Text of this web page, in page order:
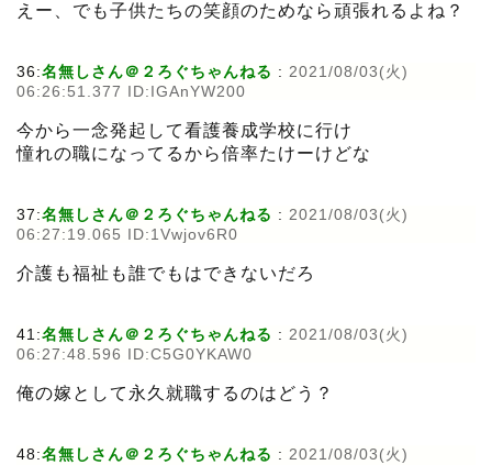
えー、でも子供たちの笑顔のためなら頑張れるよね？
36:名無しさん＠２ろぐちゃんねる : 2021/08/03(火)
06:26:51.377 ID:IGAnYW200
今から一念発起して看護養成学校に行け
憧れの職になってるから倍率たけーけどな
37:名無しさん＠２ろぐちゃんねる : 2021/08/03(火)
06:27:19.065 ID:1Vwjov6R0
介護も福祉も誰でもはできないだろ
41:名無しさん＠２ろぐちゃんねる : 2021/08/03(火)
06:27:48.596 ID:C5G0YKAW0
俺の嫁として永久就職するのはどう？
48:名無しさん＠２ろぐちゃんねる : 2021/08/03(火)